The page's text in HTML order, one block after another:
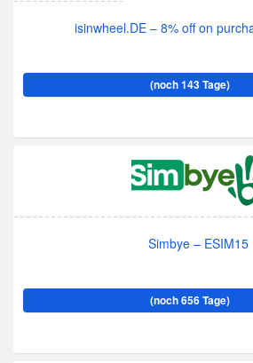
isinwheel.DE – 8% off on
(noch 143 Tage)
Simbye – ESIM15
(noch 656 Tage)